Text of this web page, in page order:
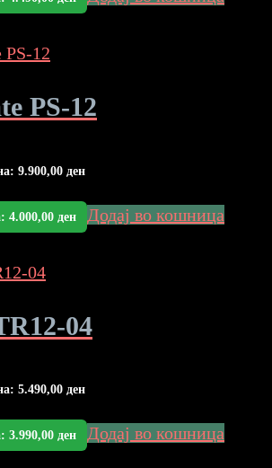
PS-12
9.900,00 ден
4.000,00 ден Додај во кошница
04
5.490,00 ден
3.990,00 ден Додај во кошница